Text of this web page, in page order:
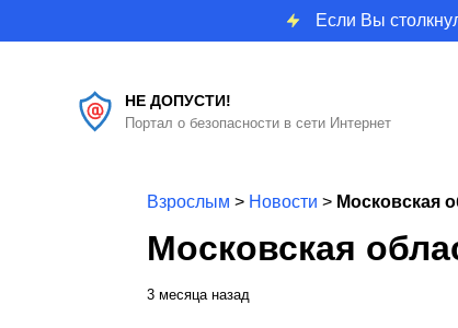
Если Вы
НЕ ДОПУСТИ!
Портал о безопасности в сети Интернет
Взрослым > Новости > Московская
Московская
3 месяца назад